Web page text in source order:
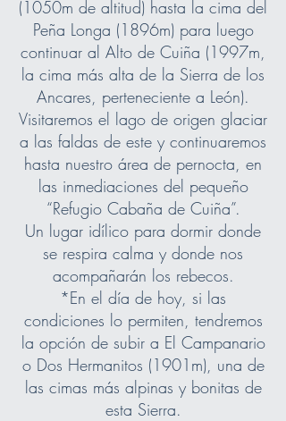
(1050m de altitud) hasta la cima del
Peña Longa (1896m) para luego
continuar al Alto de Cuiña (1997m,
la cima más alta de la Sierra de los
Ancares, perteneciente a León).
Visitaremos el lago de origen glaciar
a las faldas de este y continuaremos
hasta nuestro área de pernocta, en
las inmediaciones del pequeño
“Refugio Cabaña de Cuiña”.
Un lugar idílico para dormir donde
se respira calma y donde nos
acompañarán los rebecos.
*En el día de hoy, si las
condiciones lo permiten, tendremos
la opción de subir a El Campanario
o Dos Hermanitos (1901m), una de
las cimas más alpinas y bonitas de
esta Sierra.